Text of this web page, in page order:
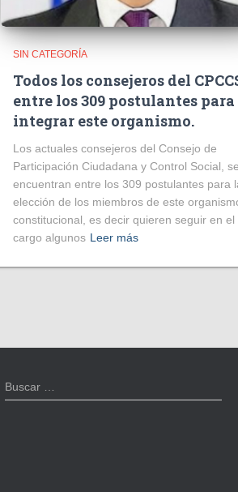
SIN CATEGORÍA
Todos los consejeros del
entre los 309 postulantes para
integrar este organismo.
Los actuales consejeros del Consejo de
Participación Ciudadana y Control Social, se
encuentran entre los 309 postulantes para
elección de los miembros de este
constitucional, es decir quieren seguir en el
cargo algunos Leer más
B
u
Buscar …